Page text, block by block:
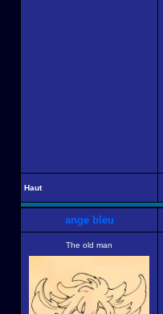
Haut
ange bleu
The old man